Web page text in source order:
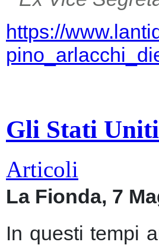
https://
Gli Stati
Articoli
La Fionda, 7
In questi tempi